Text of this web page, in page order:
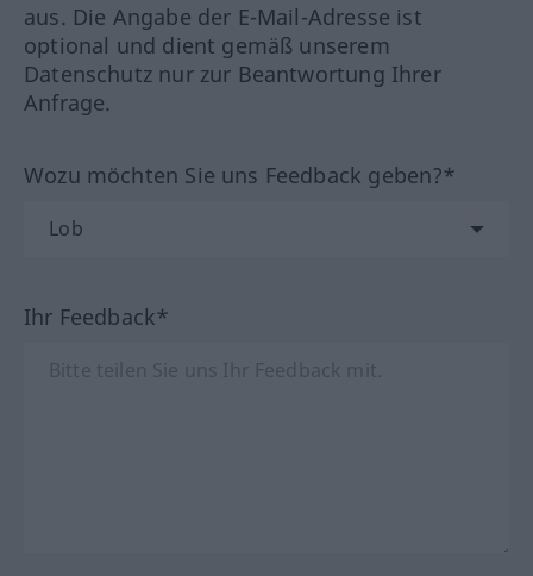
aus. Die Angabe der E-Mail-Adresse ist
optional und dient gemäß unserem
Datenschutz nur zur Beantwortung Ihrer
Anfrage.
Wozu möchten Sie uns Feedback geben?*
Ihr Feedback*